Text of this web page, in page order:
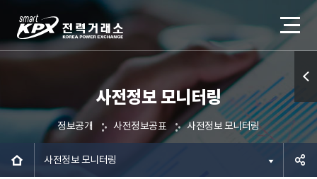
사전정보 모니터링
정보공개 사전정보공표 사전정보 모니터링
사전정보 모니터링
퀵메
뉴 열
기